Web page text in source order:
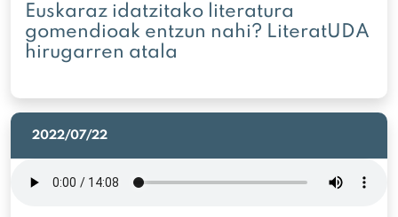
Euskaraz idatzitako literatura
gomendioak entzun nahi? LiteratUDA
hirugarren atala
2022/07/22